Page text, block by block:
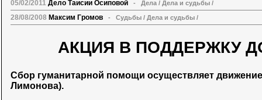
05/02/2011 Дело Таисии Осиповой - Дела / Дела и судьбы /
28/08/2008 Максим Громов - Судьбы / Дела и судьбы /
АКЦИЯ В ПОДДЕРЖКУ
Сбор гуманитарной помощи осуществляет
Лимонова).